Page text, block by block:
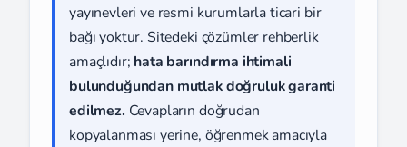
yayınevleri ve resmi kurumlarla ticari bir
bağı yoktur. Sitedeki çözümler rehberlik
amaçlıdır; hata barındırma ihtimali
bulunduğundan mutlak doğruluk garanti
edilmez. Cevapların doğrudan
kopyalanması yerine, öğrenmek amacıyla